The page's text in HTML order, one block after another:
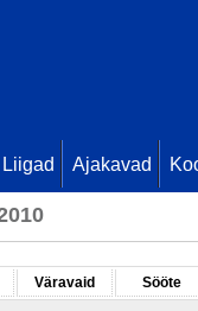
Liigad Ajakavad
Väravaid
Sööte